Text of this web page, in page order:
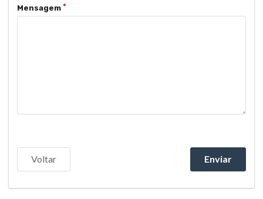
Mensagem
Voltar Enviar